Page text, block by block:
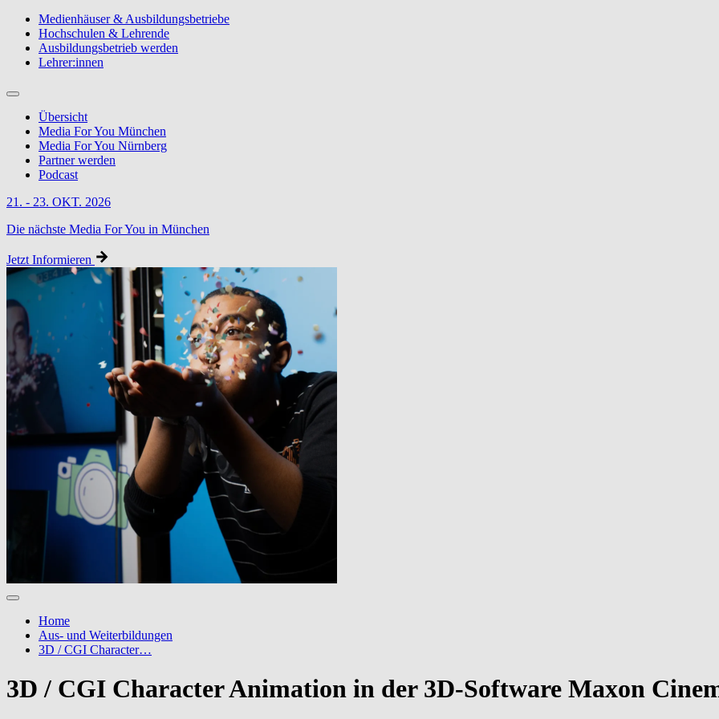
Medienhäuser & Ausbildungsbetriebe
Hochschulen & Lehrende
Ausbildungsbetrieb werden
Lehrer:innen
Übersicht
Media For You München
Media For You Nürnberg
Partner werden
Podcast
21. - 23. OKT. 2026
Die nächste Media For You in München
Jetzt Informieren
Home
Aus- und Weiterbildungen
3D / CGI Character…
3D / CGI Character Animation in der 3D-Software Maxon